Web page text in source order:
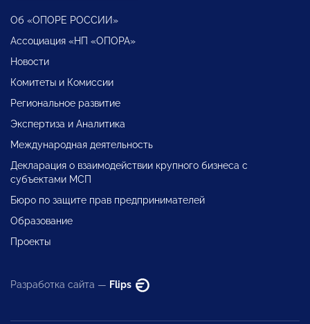
Об «ОПОРЕ РОССИИ»
Ассоциация «НП «ОПОРА»
Новости
Комитеты и Комиссии
Региональное развитие
Экспертиза и Аналитика
Международная деятельность
Декларация о взаимодействии крупного бизнеса с
субъектами МСП
Бюро по защите прав предпринимателей
Образование
Проекты
Разработка сайта — Flips